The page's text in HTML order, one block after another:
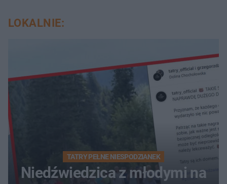
LOKALNIE:
TATRY PEŁNE NIESPODZIANEK
Niedźwiedzica z młodymi na